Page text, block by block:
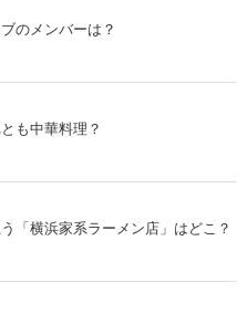
のメンバーは？
も中華料理？
「横浜家系ラーメン店」はどこ？